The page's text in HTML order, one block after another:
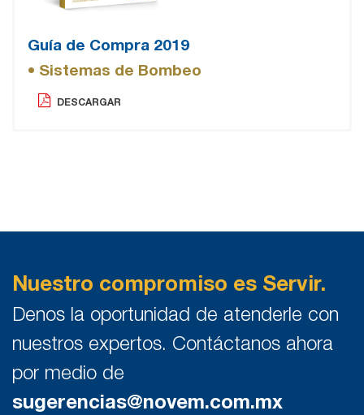
Guía de Compra 2019
• Sistemas de Bombeo
DESCARGAR
Nuestro compromiso es Servir.
Denos la oportunidad de atenderle con
nuestros expertos. Contáctanos ahora
por medio de
sugerencias@novem.com.mx